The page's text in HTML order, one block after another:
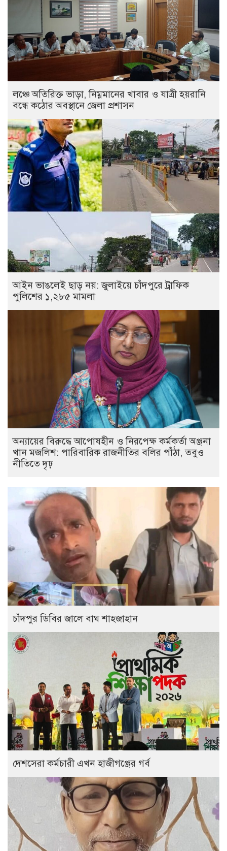
লঞ্চে অতিরিক্ত ভাড়া, নিম্নমানের খাবার ও যাত্রী হয়রানি
বন্ধে কঠোর অবস্থানে জেলা প্রশাসন
আইন ভাঙলেই ছাড় নয়: জুলাইয়ে চাঁদপুরে ট্রাফিক
পুলিশের ১,২৮৫ মামলা
অন্যায়ের বিরুদ্ধে আপোষহীন ও নিরপেক্ষ কর্মকর্তা অঞ্জনা
খান মজলিশ: পারিবারিক রাজনীতির বলির পাঁঠা, তবুও
নীতিতে দৃঢ়
চাঁদপুর ডিবির জালে বাঘ শাহজাহান
দেশসেরা কর্মচারী এখন হাজীগঞ্জের গর্ব